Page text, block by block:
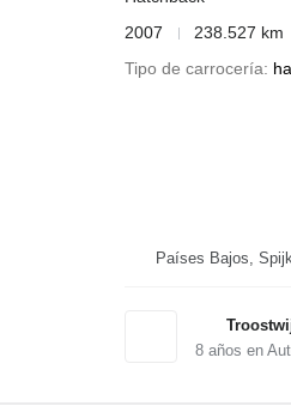
2007
238.527 km
Tipo de carrocería
Países Bajos,
8años en